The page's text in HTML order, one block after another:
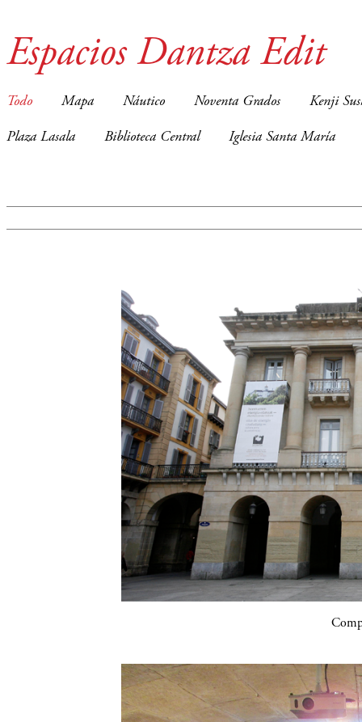
Espacios Dantza Edit
Todo Mapa Náutico Noventa Grados Kenji
Plaza Lasala Biblioteca Central Iglesia Santa María